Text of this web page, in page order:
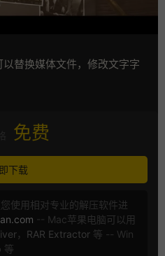
替换媒体文件，修改文字字
免费
下载
使用相对专业的解压软件进
-- Mac苹果电脑可以用
， RAR Extractor 等 -- Win
等